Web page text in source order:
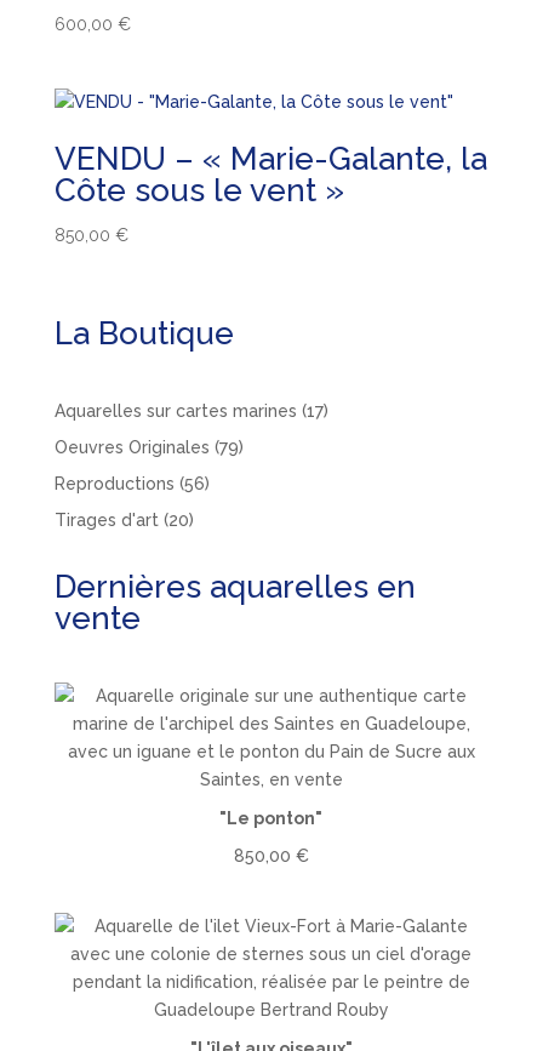
600,00 €
VENDU – « Marie-Galante, la
Côte sous le vent »
850,00 €
La Boutique
Aquarelles sur cartes marines 1717
Oeuvres Originales 7979
Reproductions 5656
Tirages d'art 2020
Dernières aquarelles en
vente
"Le ponton"
850,00 €